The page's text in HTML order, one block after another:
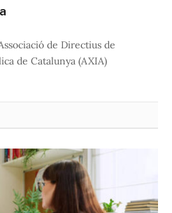
de Directius de
de Catalunya (AXIA)